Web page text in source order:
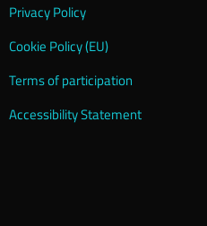
Privacy Policy
Cookie Policy (EU)
Terms of participation
Accessibility Statement